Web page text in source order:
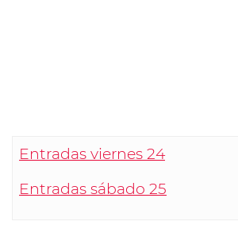
Entradas viernes 24
Entradas sábado 25